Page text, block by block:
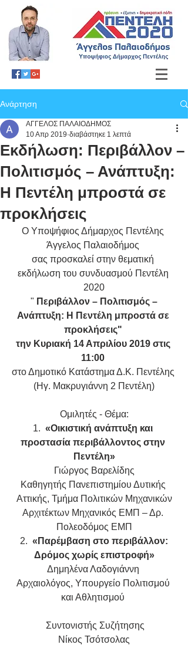
Ανάρτηση
Εκδήλωση: Περιβάλλον –
Πολιτισμός – Ανάπτυξη:
Η Πεντέλη μπροστά σε
προκλήσεις
ΑΓΓΕΛΟΣ ΠΑΛΑΙΟΔΗΜΟΣ
10 Απρ 2019 διαβάστηκε 1 λεπτά
Ο Υποψήφιος Δήμαρχος Πεντέλης
Άγγελος Παλαιοδήμος
σας προσκαλεί στην θεματική
εκδήλωση του συνδυασμού Πεντέλη
2020
" Περιβάλλον – Πολιτισμός –
Ανάπτυξη: Η Πεντέλη μπροστά σε
προκλήσεις"
την Κυριακή 14 Απριλίου 2019 στις
11:00
στο Δημοτικό Κατάστημα Δ.Κ. Πεντέλης
(Ηγ. Μακρυγιάννη 2 Πεντέλη)
Ομιλητές - Θέμα:
1. «Οικιστική ανάπτυξη και
προστασία περιβάλλοντος στην
Πεντέλη»
Γιώργος Βαρελίδης
Καθηγητής Πανεπιστημίου Δυτικής
Αττικής, Τμήμα Πολιτικών Μηχανικών
Αρχιτέκτων Μηχανικός ΕΜΠ – Δρ.
Πολεοδόμος ΕΜΠ
2. «Παρέμβαση στο περιβάλλον:
Δρόμος χωρίς επιστροφή»
Δημηλένα Λαδογιάννη
Αρχαιολόγος, Υπουργείο Πολιτισμού
και Αθλητισμού
Συντονιστής Συζήτησης
Νίκος Τσότσολας